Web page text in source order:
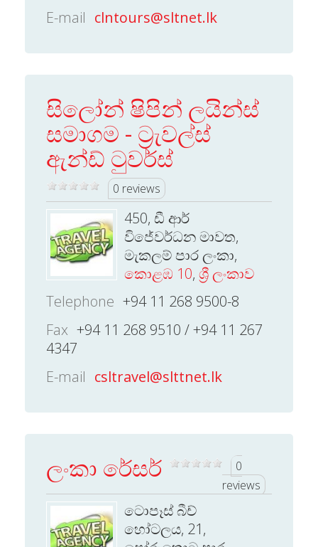
E-mail clntours@sltnet.lk
සිලෝන් ෂිපින් ලයින්ස්
සමාගම - ට්‍රැවල්ස්
ඇන්ඩ් ටුවර්ස්
0 reviews
450, ඩී ආර්
විජේවර්ධන මාවත,
මැකලම් පාර ලංකා,
කොළඹ 10, ශ්‍රී ලංකාව
Telephone +94 11 268 9500-8
Fax +94 11 268 9510 / +94 11 267
4347
E-mail csltravel@slttnet.lk
ලංකා රේසර්
0
reviews
ටොපෑස් බීච්
හෝටලය, 21,